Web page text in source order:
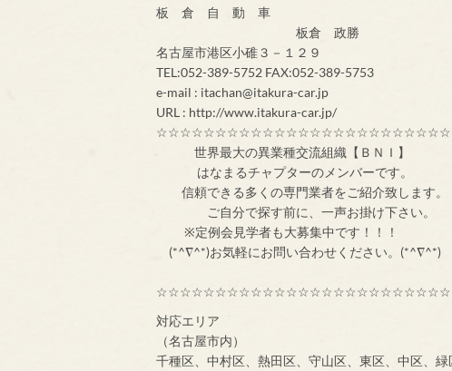
板 倉 自 動 車
板倉 政勝
名古屋市港区小碓３－１２９
TEL:052-389-5752 FAX:052-389-5753
e-mail : itachan@itakura-car.jp
URL : http://www.itakura-car.jp/
世界最大の異業種
はなまるチャプターのメンバーです
信頼できる多くの専門業者をご紹介致します
ご自分で探す前に
※定例会見学者も
(*^∇^*)お気軽にお問い合わせください。(*^∇^*)
対応エリア
（名古屋市内）
千種区、中村区、熱田区、守山区、東区、中区、